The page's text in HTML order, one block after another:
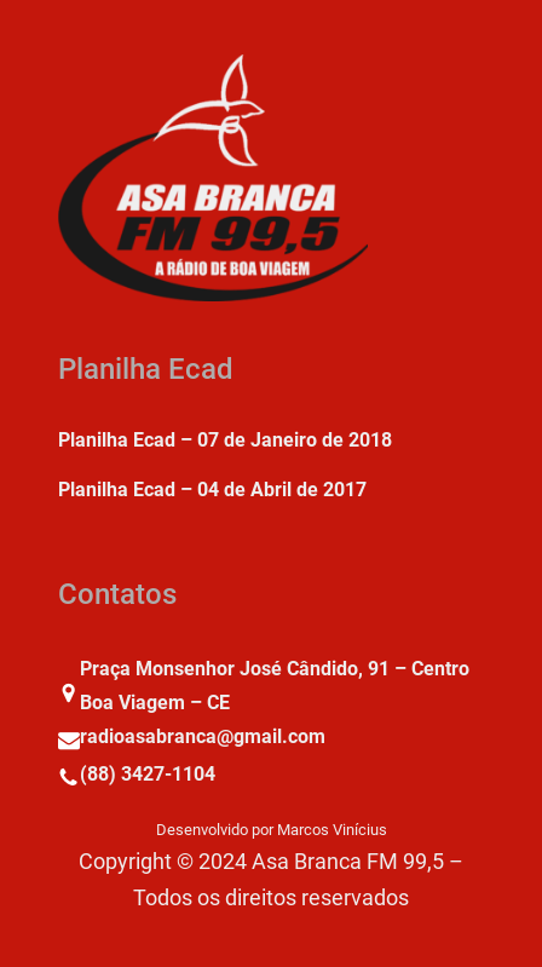
Planilha Ecad
Planilha Ecad – 07 de Janeiro de 2018
Planilha Ecad – 04 de Abril de 2017
Contatos
Praça Monsenhor José Cândido, 91 – Centro
Boa Viagem – CE
radioasabranca@gmail.com
(88) 3427-1104
Desenvolvido por Marcos Vinícius
Copyright © 2024 Asa Branca FM 99,5 –
Todos os direitos reservados